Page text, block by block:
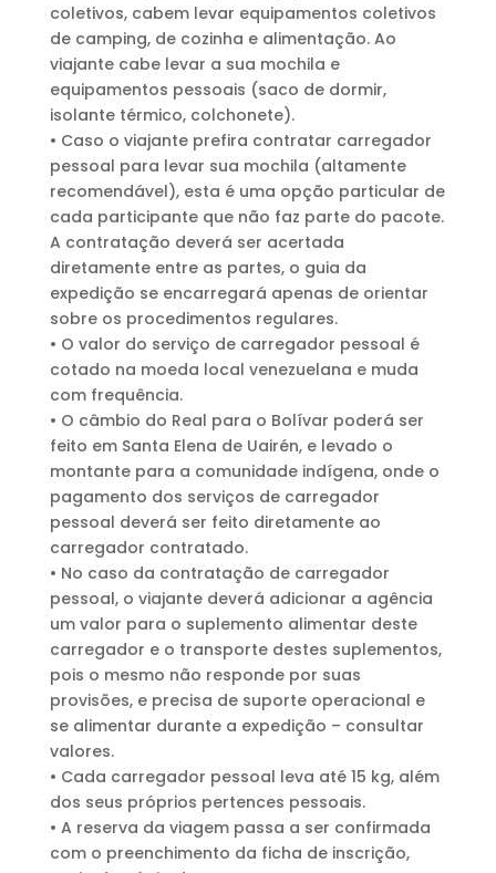
coletivos, cabem levar equipamentos coletivos
de camping, de cozinha e alimentação. Ao
viajante cabe levar a sua mochila e
equipamentos pessoais (saco de dormir,
isolante térmico, colchonete).
• Caso o viajante prefira contratar carregador
pessoal para levar sua mochila (altamente
recomendável), esta é uma opção particular de
cada participante que não faz parte do pacote.
A contratação deverá ser acertada
diretamente entre as partes, o guia da
expedição se encarregará apenas de orientar
sobre os procedimentos regulares.
• O valor do serviço de carregador pessoal é
cotado na moeda local venezuelana e muda
com frequência.
• O câmbio do Real para o Bolívar poderá ser
feito em Santa Elena de Uairén, e levado o
montante para a comunidade indígena, onde o
pagamento dos serviços de carregador
pessoal deverá ser feito diretamente ao
carregador contratado.
• No caso da contratação de carregador
pessoal, o viajante deverá adicionar a agência
um valor para o suplemento alimentar deste
carregador e o transporte destes suplementos,
pois o mesmo não responde por suas
provisões, e precisa de suporte operacional e
se alimentar durante a expedição – consultar
valores.
• Cada carregador pessoal leva até 15 kg, além
dos seus próprios pertences pessoais.
• A reserva da viagem passa a ser confirmada
com o preenchimento da ficha de inscrição,